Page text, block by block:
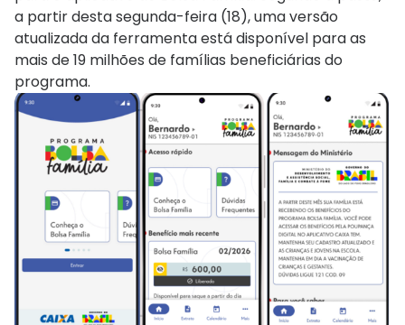
a partir desta segunda-feira (18), uma versão
atualizada da ferramenta está disponível para as
mais de 19 milhões de famílias beneficiárias do
programa.